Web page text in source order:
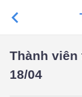
Thành
18/04